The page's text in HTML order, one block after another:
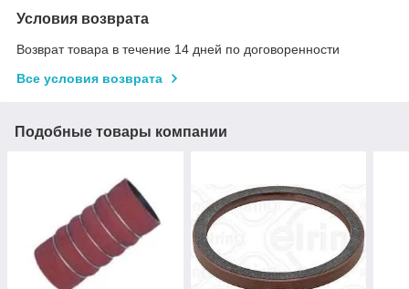
Условия возврата
Возврат товара в течение 14 дней по договоренности
Все условия возврата
Подобные товары компании